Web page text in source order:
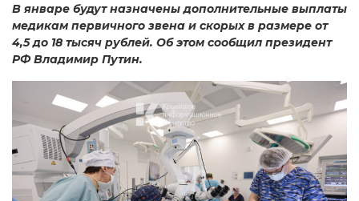
В январе будут назначены дополнительные выплаты
медикам первичного звена и скорых в размере от
4,5 до 18 тысяч рублей. Об этом сообщил президент
РФ Владимир Путин.